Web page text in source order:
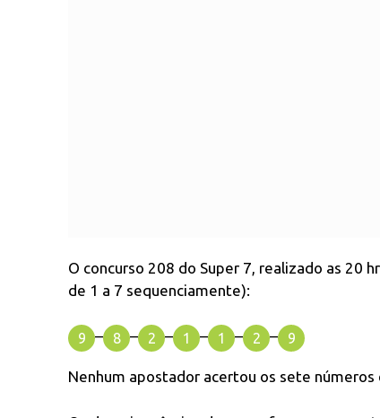
O concurso 208 do Super 7, realizado as 20
de 1 a 7 sequenciamente):
9 – 8 – 2 – 1 – 1 – 2 – 9
Nenhum apostador acertou os sete